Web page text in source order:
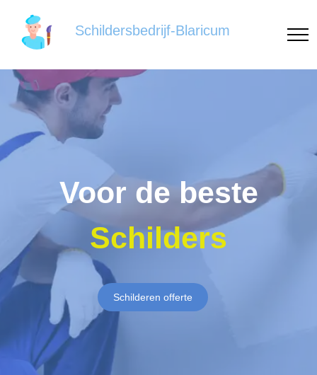
Schildersbedrijf-Blaricum
Voor de beste
Schilders
Schilderen offerte